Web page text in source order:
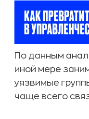
По данным
иной мере
уязвимые
чаще всего